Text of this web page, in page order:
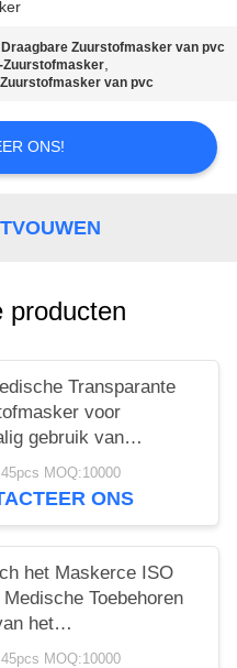
Zuurstofmasker van pvc
Zuurstofmasker,
van pvc
ONS!
producten
Transparante
voor
gebruik van
met
MOQ:10000
ONS
het Maskerce ISO
Medische Toebehoren
het
MOQ:10000